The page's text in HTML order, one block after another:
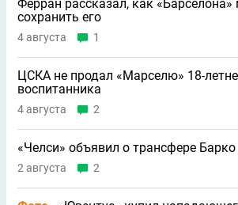
Ферран рассказал, как
сохранить его
4 августа 1
ЦСКА не продал «Марселю» 18-
воспитанника
4 августа 2
«Челси» объявил о трансфере Барко
2 августа 2